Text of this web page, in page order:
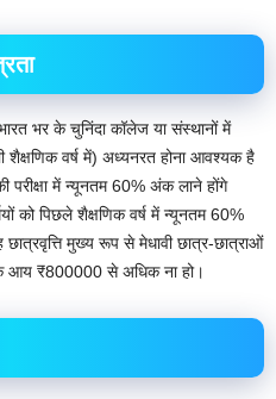
भारत भर के चुनिंदा कॉलेज या संस्थानों में
शैक्षणिक वर्ष में) अध्यनरत होना आवश्यक है
परीक्षा में न्यूनतम 60% अंक लाने होंगे
को पिछले शैक्षणिक वर्ष में न्यूनतम 60%
छात्रवृत्ति मुख्य रूप से मेधावी छात्र-छात्राओं
आय ₹800000 से अधिक ना हो।